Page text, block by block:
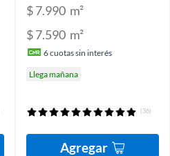
$ 7.990 m²
$ 7.590 m²
6cuotas sin interés
Llega mañana
(36)
Agregar